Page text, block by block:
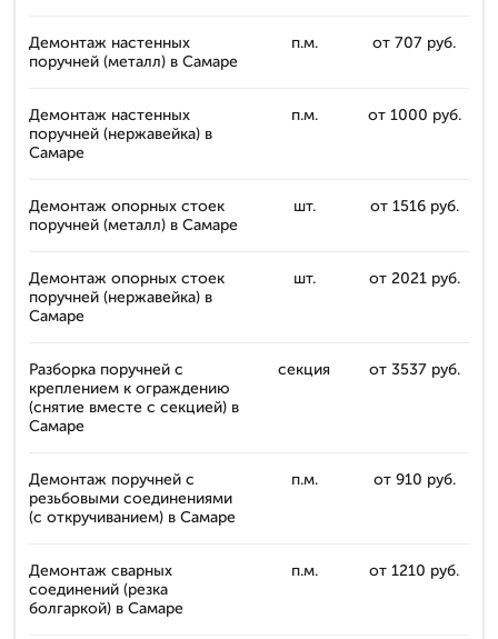
Демонтаж настенных
поручней (металл) в Самаре
п.м. от 707 руб.
Демонтаж настенных
поручней (нержавейка) в
Самаре
п.м. от 1000 руб.
Демонтаж опорных стоек
поручней (металл) в Самаре
шт. от 1516 руб.
Демонтаж опорных стоек
поручней (нержавейка) в
Самаре
шт. от 2021 руб.
Разборка поручней с
креплением к ограждению
(снятие вместе с секцией) в
Самаре
секция от 3537 руб.
Демонтаж поручней с
резьбовыми соединениями
(с откручиванием) в Самаре
п.м. от 910 руб.
Демонтаж сварных
соединений (резка
болгаркой) в Самаре
п.м. от 1210 руб.